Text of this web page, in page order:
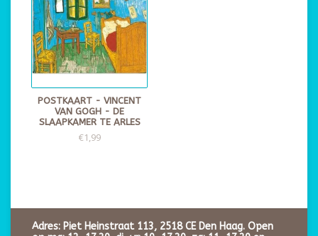
POSTKAART - VINCENT
VAN GOGH - DE
SLAAPKAMER TE ARLES
€1,99
Adres: Piet Heinstraat 113, 2518 CE Den Haag. Open